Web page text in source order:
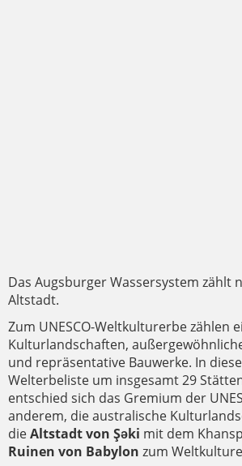
Das Augsburger Wassersystem zählt
Altstadt.
Zum UNESCO-Weltkulturerbe zählen
Kulturlandschaften,
und repräsentative Bauwerke. In
Welterbeliste um insgesamt 29
entschied sich das Gremium der
anderem, die australische
dieAltstadt von Şəki mit dem
Ruinen von Babylon zum